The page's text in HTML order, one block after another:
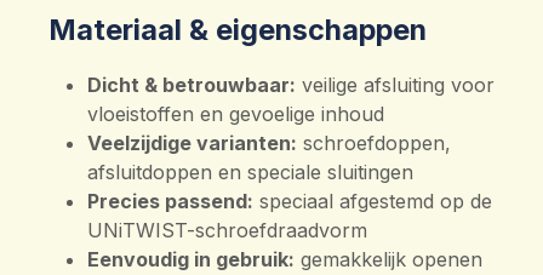
Materiaal & eigenschappen
Dicht & betrouwbaar: veilige afsluiting voor
vloeistoffen en gevoelige inhoud
Veelzijdige varianten: schroefdoppen,
afsluitdoppen en speciale sluitingen
Precies passend: speciaal afgestemd op de
UNiTWIST-schroefdraadvorm
Eenvoudig in gebruik: gemakkelijk openen